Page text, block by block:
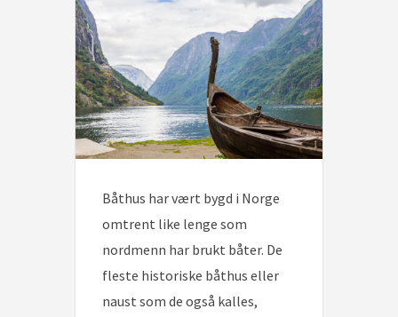
Båthus har vært bygd i Norge
omtrent like lenge som
nordmenn har brukt båter. De
fleste historiske båthus eller
naust som de også kalles,